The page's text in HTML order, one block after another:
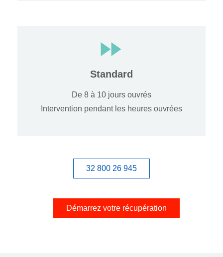
Standard
De 8 à 10 jours ouvrés
Intervention pendant les heures ouvrées
32 800 26 945
Démarrez votre récupération